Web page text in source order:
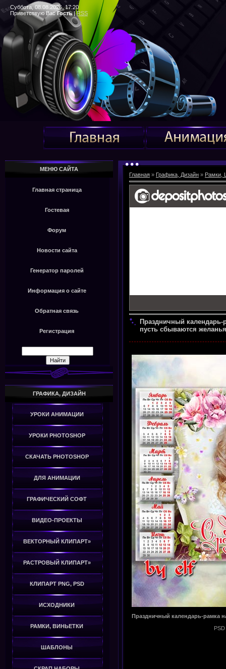
Суббота, 08.08.2026, 17:20
Приветствую Вас Гость|RSS
МЕНЮ САЙТА
Главная страница
Гостевая
Форум
Новости сайта
Генератор паролей
Информация о сайте
Обратная связь
Регистрация
ГРАФИКА, ДИЗАЙН
УРОКИ АНИМАЦИИ
УРОКИ PHOTOSHOP
СКАЧАТЬ PHOTOSHOP
ДЛЯ АНИМАЦИИ
ГРАФИЧЕСКИЙ СОФТ
ВИДЕО-ПРОЕКТЫ
ВЕКТОРНЫЙ КЛИПАРТ»
РАСТРОВЫЙ КЛИПАРТ»
КЛИПАРТ PNG, PSD
ИСХОДНИКИ
РАМКИ, ВИНЬЕТКИ
ШАБЛОНЫ
Главная » Графика, Дизайн » Рамки,
Праздничный календарь-
пусть сбываются желанья
Праздничный календарь-рамка